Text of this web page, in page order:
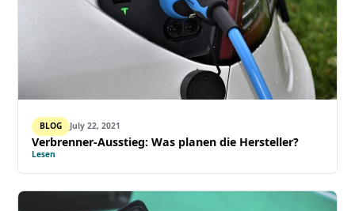
BLOG July 22, 2021
Verbrenner-Ausstieg: Was planen die Hersteller?
Lesen